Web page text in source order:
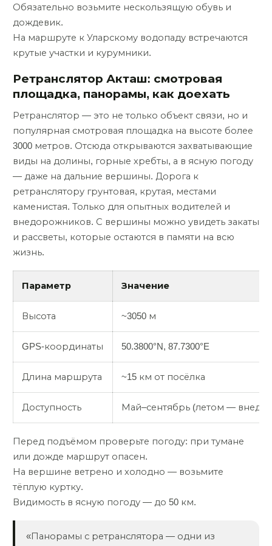
Обязательно возьмите нескользящую обувь и
дождевик.
На маршруте к Уларскому водопаду встречаются
крутые участки и курумники.
Ретранслятор Акташ: смотровая
площадка, панорамы, как доехать
Ретранслятор — это не только объект связи, но и
популярная смотровая площадка на высоте более
3000 метров. Отсюда открываются захватывающие
виды на долины, горные хребты, а в ясную погоду
— даже на дальние вершины. Дорога к
ретранслятору грунтовая, крутая, местами
каменистая. Только для опытных водителей и
внедорожников. С вершины можно увидеть закаты
и рассветы, которые остаются в памяти на всю
жизнь.
Параметр Значение
Высота ~3050 м
GPS-координаты 50.3800°N, 87.7300°E
Длина маршрута ~15 км от посёлка
Доступность Май–сентябрь (летом —
Перед подъёмом проверьте погоду: при тумане
или дожде маршрут опасен.
На вершине ветрено и холодно — возьмите
тёплую куртку.
Видимость в ясную погоду — до 50 км.
«Панорамы с ретранслятора — одни из